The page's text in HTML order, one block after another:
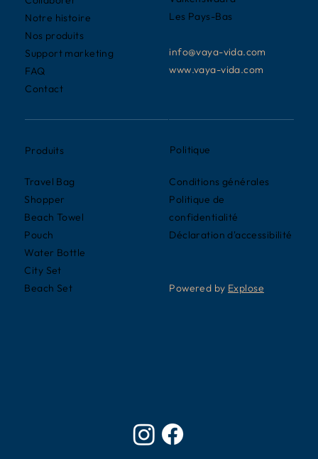
Les Pays-Bas
info@vaya-vida.com
www.vaya-vida.com
Notre histoire
Nos produits
Support marketing
FAQ
Contact
Produits
Travel Bag
Shopper
Beach Towel
Pouch
Water Bottle
City Set
Beach Set
Politique
Conditions générales
Politique de
confidentialité
Déclaration d'accessibilité
Powered by Explose